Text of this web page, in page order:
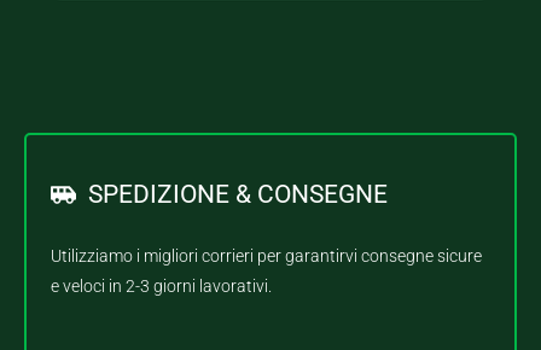
SPEDIZIONE & CONSEGNE
Utilizziamo i migliori corrieri per garantirvi consegne sicure
e veloci in 2-3 giorni lavorativi.